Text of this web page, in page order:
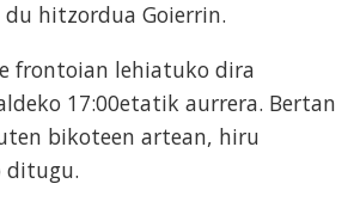
hitzordua Goierrin.
frontoian lehiatuko dira
17:00etatik aurrera. Bertan
bikoteen artean, hiru
ditugu.